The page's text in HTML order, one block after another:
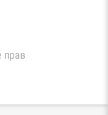
прав